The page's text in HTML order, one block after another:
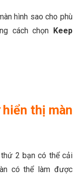
hình sao cho phù
cách chọn Keep
hiển thị màn
2 bạn có thể cải
có thể làm được